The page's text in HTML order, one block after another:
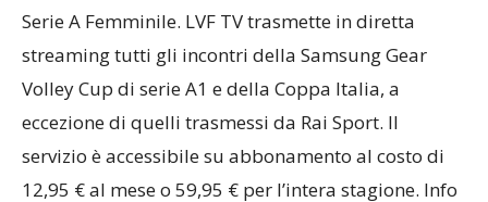
Gorgonzola Novara sarà trasmessa in diretta
daLVF TV, la Web Tv ufficiale di Lega Pallavolo
Serie A Femminile. LVF TV trasmette in diretta
streaming tutti gli incontri della Samsung Gear
Volley Cup di serie A1 e della Coppa Italia, a
eccezione di quelli trasmessi da Rai Sport. Il